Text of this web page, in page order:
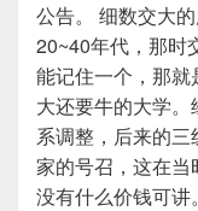
公告。 细数交大
20~40年代，那时
能记住一个，那就
大还要牛的大学
系调整，后来的
家的号召，这在当
没有什么价钱可